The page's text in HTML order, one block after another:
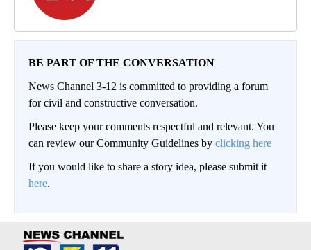
BE PART OF THE CONVERSATION
News Channel 3-12 is committed to providing a forum
for civil and constructive conversation.
Please keep your comments respectful and relevant. You
can review our Community Guidelines by clicking here
If you would like to share a story idea, please submit it
here.